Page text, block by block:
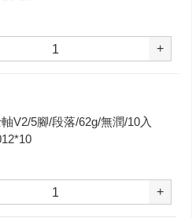
+
V2/5腳/段落/62g/無潤/10入
+